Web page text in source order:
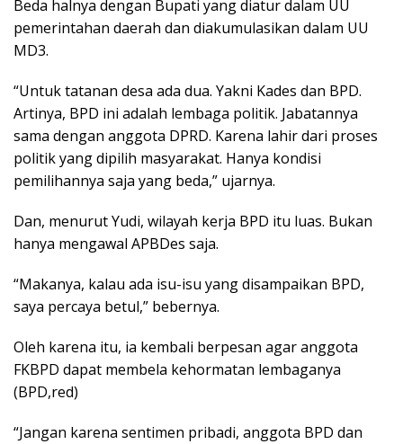
Beda halnya dengan Bupati yang diatur dalam UU
pemerintahan daerah dan diakumulasikan dalam UU
MD3.
“Untuk tatanan desa ada dua. Yakni Kades dan BPD.
Artinya, BPD ini adalah lembaga politik. Jabatannya
sama dengan anggota DPRD. Karena lahir dari proses
politik yang dipilih masyarakat. Hanya kondisi
pemilihannya saja yang beda,” ujarnya.
Dan, menurut Yudi, wilayah kerja BPD itu luas. Bukan
hanya mengawal APBDes saja.
“Makanya, kalau ada isu-isu yang disampaikan BPD,
saya percaya betul,” bebernya.
Oleh karena itu, ia kembali berpesan agar anggota
FKBPD dapat membela kehormatan lembaganya
(BPD,red)
“Jangan karena sentimen pribadi, anggota BPD dan